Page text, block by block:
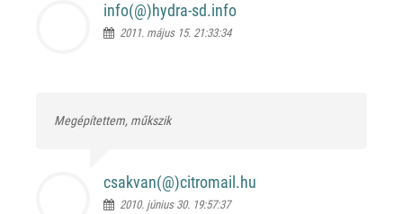
info(@)hydra-sd.info
2011. május 15. 21:33:34
Megépítettem, műkszik
csakvan(@)citromail.hu
2010. június 30. 19:57:37